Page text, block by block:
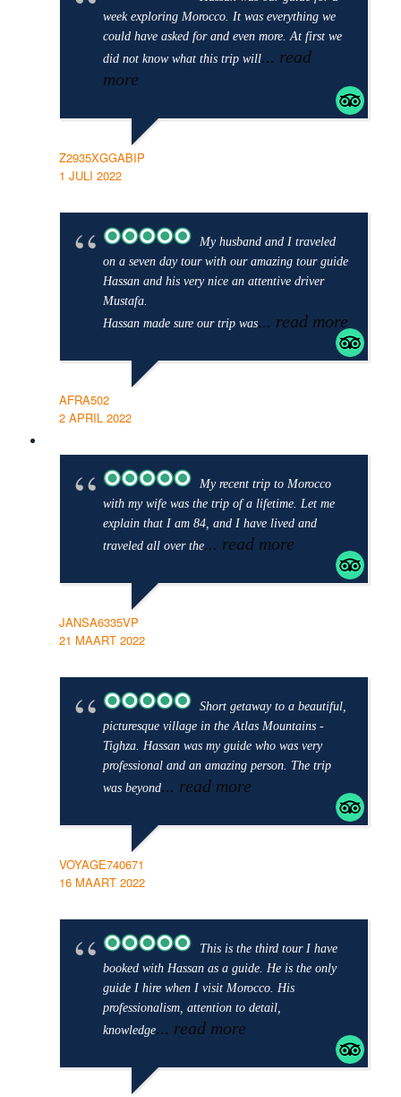
week exploring Morocco. It was everything we
could have asked for and even more. At first we
did not know what this trip will... read
more
Z2935XGGABIP
1 JULI 2022
My husband and I traveled
on a seven day tour with our amazing tour guide
Hassan and his very nice an attentive driver
Mustafa.
Hassan made sure our trip was... read more
AFRA502
2 APRIL 2022
My recent trip to Morocco
with my wife was the trip of a lifetime. Let me
explain that I am 84, and I have lived and
traveled all over the... read more
JANSA6335VP
21 MAART 2022
Short getaway to a beautiful,
picturesque village in the Atlas Mountains -
Tighza. Hassan was my guide who was very
professional and an amazing person. The trip
was beyond... read more
VOYAGE740671
16 MAART 2022
This is the third tour I have
booked with Hassan as a guide. He is the only
guide I hire when I visit Morocco. His
professionalism, attention to detail,
knowledge... read more